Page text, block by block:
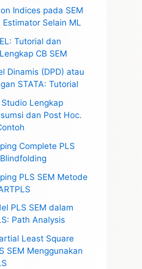
Indices pada SEM
Estimator Selain ML
Tutorial dan
CB SEM
Dinamis (DPD) atau
STATA: Tutorial
Studio Lengkap
dan Post Hoc.
Complete PLS
PLS SEM Metode
PLS SEM dalam
Path Analysis
Least Square
SEM Menggunakan